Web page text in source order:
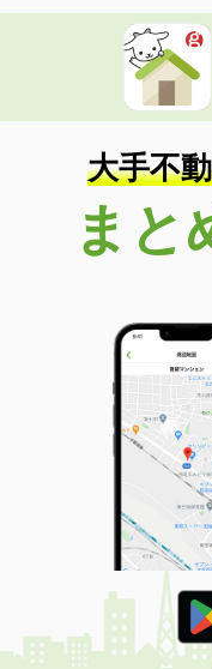
宮崎県宮崎市山崎町佐
価 格
住 所
土地面積
宮崎県宮崎市清水２
用途地域
土地面積
宮崎県宮崎市佐土原
価 格
住 所
用途地域
土地面積
宮崎県宮崎市学園木花
価 格
住 所
大手不
まと